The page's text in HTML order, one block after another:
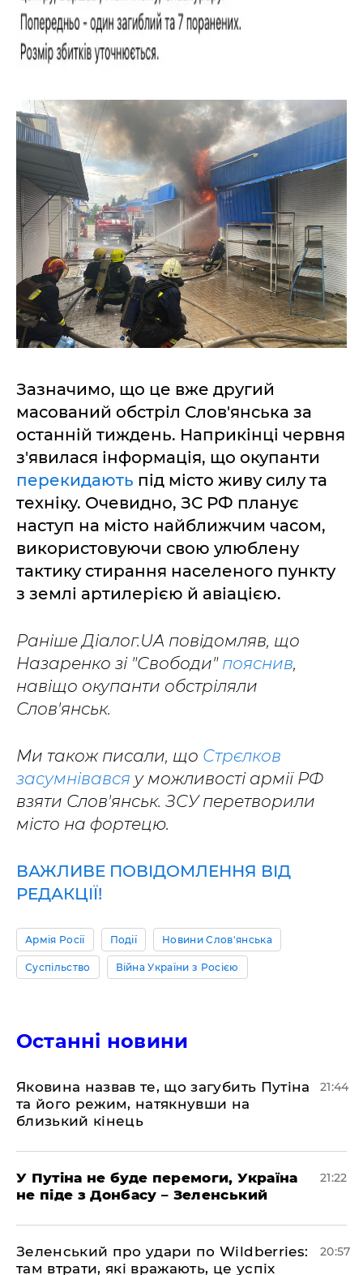
Зазначимо, що це вже другий
масований обстріл Слов'янська за
останній тиждень. Наприкінці червня
з'явилася інформація, що окупанти
перекидають під місто живу силу та
техніку. Очевидно, ЗС РФ планує
наступ на місто найближчим часом,
використовуючи свою улюблену
тактику стирання населеного пункту
з землі артилерією й авіацією.
Раніше Діалог.UA повідомляв, що
Назаренко зі "Свободи" пояснив,
навіщо окупанти обстріляли
Слов'янськ.
Ми також писали, що Стрєлков
засумнівався у можливості армії РФ
взяти Слов'янськ. ЗСУ перетворили
місто на фортецю.
ВАЖЛИВЕ ПОВІДОМЛЕННЯ ВІД
РЕДАКЦІЇ!
Армія Росії Події Новини Слов'янська
Суспільство Війна України з Росією
Останні новини
Яковина назвав те, що загубить Путіна
та його режим, натякнувши на
близький кінець
21:44
У Путіна не буде перемоги, Україна
не піде з Донбасу – Зеленський
21:22
Зеленський про удари по Wildberries:
там втрати, які вражають, це успіх
20:57